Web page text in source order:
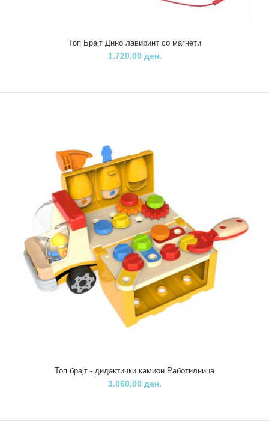
Дидактичка мини 3D слагалица која нуди многу можности. Низ
Пино сложувалка вметнувалка Ноева арка
Топ Брајт Дино лавиринт со магнети
1.720,00 ден.
Топ брајт - дидактички камион Работилница
3.060,00 ден.